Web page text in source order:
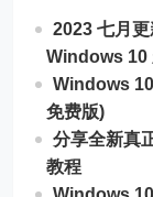
2023 七月
Windows 10
Windows
免费版)
分享全新真
教程